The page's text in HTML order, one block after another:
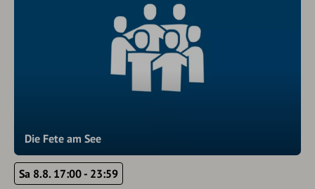
Die Fete am See
Sa 8.8. 17:00 - 23:59